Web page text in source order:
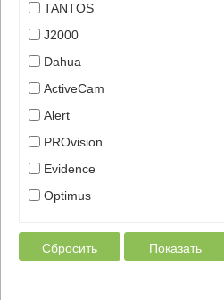
TANTOS
J2000
Dahua
ActiveCam
Alert
PROvision
Evidence
Optimus
Сбросить Показать